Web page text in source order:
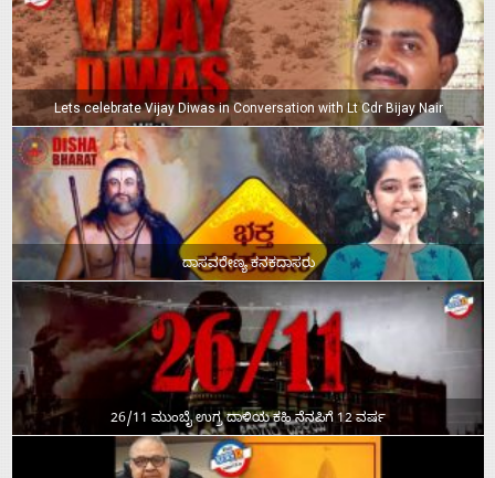
Lets celebrate Vijay Diwas in Conversation with Lt Cdr Bijay Nair
ದಾಸವರೇಣ್ಯ ಕನಕದಾಸರು
26/11 ಮುಂಬೈ ಉಗ್ರ ದಾಳಿಯ ಕಹಿ ನೆನಪಿಗೆ 12 ವರ್ಷ